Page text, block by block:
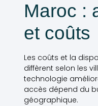
Maroc :
et coûts
Les coûts et la
diffèrent selon les
technologie
accès dépend du
géographique.